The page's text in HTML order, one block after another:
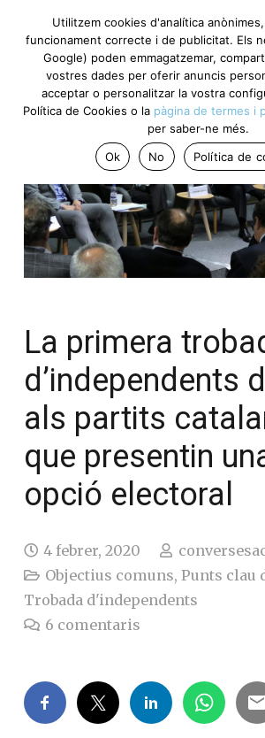
La primera
d’independents
als partits
que presentin
opció electoral
4 febrer, 2020
Objectius comuns,Punts clau
Trobada d'independents
6 comentaris
Utilitzem cookies d'analítica
funcionament correcte i de publicitat. Els
Google) poden emmagatzemar,
vostres dades per oferir anuncis
acceptar o personalitzar la vostra
Política de Cookies o la pàgina de termes i
per saber-ne més.
Ok
No Política de